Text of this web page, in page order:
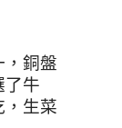
，銅盤
了牛
，生菜